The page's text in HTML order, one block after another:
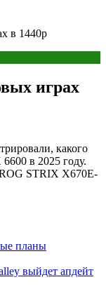
в 1440p
играх
какого
в 2025 году.
STRIX X670E-
планы
выйдет апдейт